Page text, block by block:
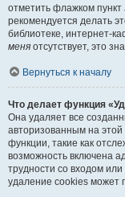
отметить флажком пункт
рекомендуется делать
библиотеке, интернет-
меня отсутствует, это
Вернуться к началу
Что делает функция
Она удаляет все
авторизованным на
функции, такие как
возможность включена
трудности со входом
удаление cookies может